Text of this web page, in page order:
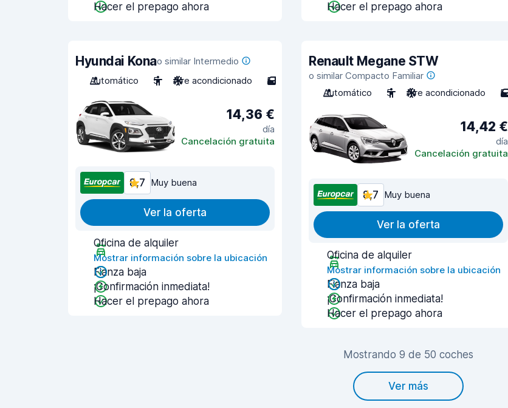
Hacer el prepago ahora
Hacer el prepago ahora
Hyundai Konao similar Intermedio
Automático
5 Aire acondicionado 5
14,36 €
día
Cancelación gratuita
8,7 Muy buena
Ver la oferta
Oficina de alquiler
Mostrar información sobre la ubicación
Fianza baja
¡Confirmación inmediata!
Hacer el prepago ahora
Renault Megane STW
o similar Compacto Familiar
Automático
5 Aire acondicionado 5
14,42 €
día
Cancelación gratuita
8,7 Muy buena
Ver la oferta
Oficina de alquiler
Mostrar información sobre la ubicación
Fianza baja
¡Confirmación inmediata!
Hacer el prepago ahora
Mostrando 9 de 50 coches
Ver más